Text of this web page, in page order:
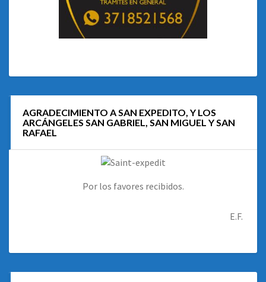
AGRADECIMIENTO A SAN EXPEDITO, Y LOS
ARCÁNGELES SAN GABRIEL, SAN MIGUEL Y SAN
RAFAEL
Por los favores recibidos.
E.F.